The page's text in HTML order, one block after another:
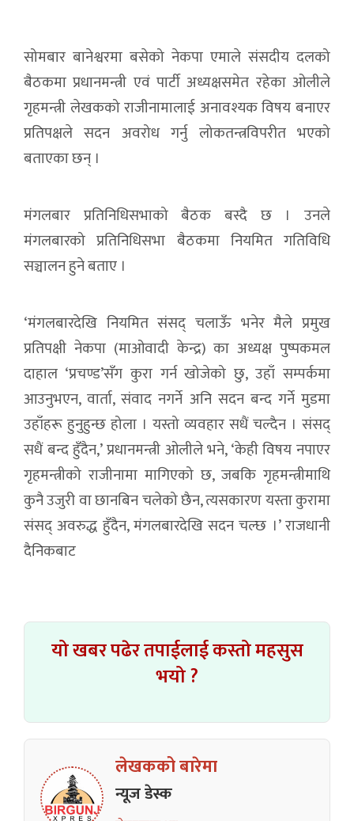
सोमबार बानेश्वरमा बसेको नेकपा एमाले संसदीय दलको
बैठकमा प्रधानमन्त्री एवं पार्टी अध्यक्षसमेत रहेका ओलीले
गृहमन्त्री लेखकको राजीनामालाई अनावश्यक विषय बनाएर
प्रतिपक्षले सदन अवरोध गर्नु लोकतन्त्रविपरीत भएको
बताएका छन् ।
मंगलबार प्रतिनिधिसभाको बैठक बस्दै छ । उनले
मंगलबारको प्रतिनिधिसभा बैठकमा नियमित गतिविधि
सञ्चालन हुने बताए ।
‘मंगलबारदेखि नियमित संसद् चलाऊँ भनेर मैले प्रमुख
प्रतिपक्षी नेकपा (माओवादी केन्द्र) का अध्यक्ष पुष्पकमल
दाहाल ‘प्रचण्ड’सँग कुरा गर्न खोजेको छु, उहाँ सम्पर्कमा
आउनुभएन, वार्ता, संवाद नगर्ने अनि सदन बन्द गर्ने मुडमा
उहाँहरू हुनुहुन्छ होला । यस्तो व्यवहार सधैं चल्दैन । संसद्
सधैं बन्द हुँदैन,’ प्रधानमन्त्री ओलीले भने, ‘केही विषय नपाएर
गृहमन्त्रीको राजीनामा मागिएको छ, जबकि गृहमन्त्रीमाथि
कुनै उजुरी वा छानबिन चलेको छैन, त्यसकारण यस्ता कुरामा
संसद् अवरुद्ध हुँदैन, मंगलबारदेखि सदन चल्छ ।’ राजधानी
दैनिकबाट
यो खबर पढेर तपाईलाई कस्तो महसुस
भयो ?
लेखकको बारेमा
न्यूज डेस्क